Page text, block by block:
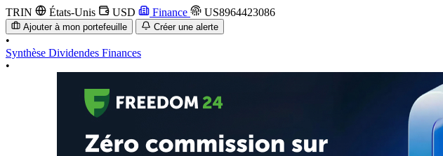
TRIN États-Unis USD Finance US8964423086
Ajouter à mon portefeuille Créer une alerte
•
Synthèse Dividendes Finances
•